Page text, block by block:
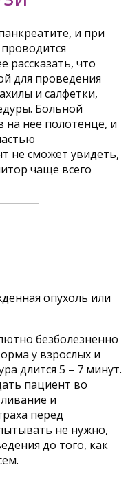
и при
рассказать, что
для проведения
и салфетки,
Больной
на нее полотенце, и
не сможет увидеть,
чаще всего
опухоль или
безболезненно
у взрослых и
длится 5 – 7 минут.
пациент во
и
перед
не нужно,
до того, как